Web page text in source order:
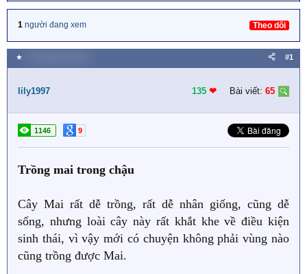
1 người đang xem Theo dõi
★ #1
lily1997 135 ❤︎ Bài viết: 65
1146 9
Trồng mai trong chậu
Cây Mai rất dễ trồng, rất dễ nhân giống, cũng dễ
sống, nhưng loài cây này rất khắt khe về điều kiện
sinh thái, vì vậy mới có chuyện không phải vùng nào
cũng trồng được Mai.